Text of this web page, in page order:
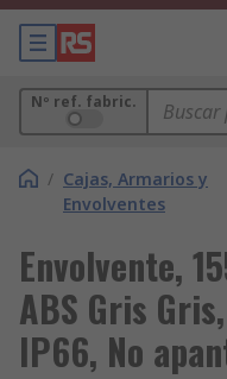
Nº ref. fabric.
/ Cajas, Armarios y
Envolventes
Envolvente,
ABS Gris
IP66, No